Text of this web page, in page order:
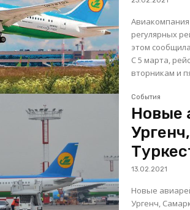
регулярных
этом
С 5 марта,
События
Новые
13.02.2021
Новые
Ургенч,